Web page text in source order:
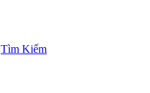
Tìm Kiếm